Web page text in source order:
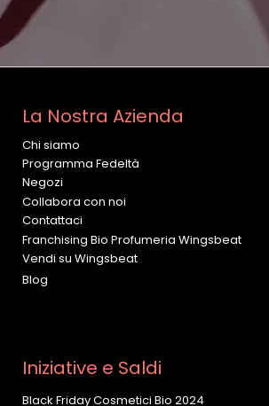
La Nostra Azienda
Chi siamo
Programma Fedeltà
Negozi
Collabora con noi
Contattaci
Franchising Bio Profumeria Wingsbeat
Vendi su Wingsbeat
Blog
Iniziative e Saldi
Black Friday Cosmetici Bio 2024